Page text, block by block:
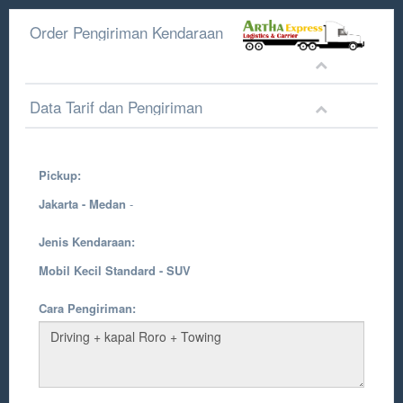
Order Pengiriman Kendaraan
Data Tarif dan Pengiriman
Pickup:
Jakarta - Medan -
Jenis Kendaraan:
Mobil Kecil Standard - SUV
Cara Pengiriman: